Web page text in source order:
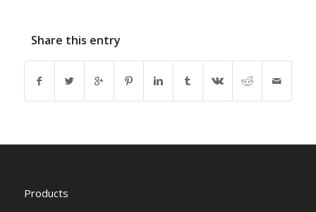
Share this entry
Products